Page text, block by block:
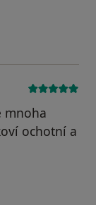
mnoha
ochotní a